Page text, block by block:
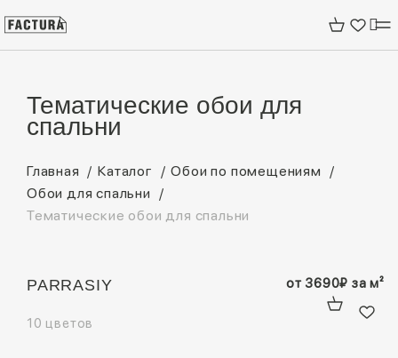
Тематические обои для
спальни
Главная Каталог
Обои по помещениям
Обои для спальни
Тематические обои для спальни
PARRASIY
10 цветов
от 3690₽ за м²